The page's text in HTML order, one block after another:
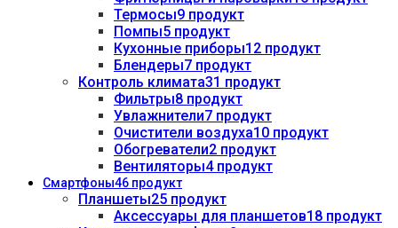
Термосы9 продукт
Помпы5 продукт
Кухонные приборы12 продукт
Блендеры7 продукт
Контроль климата31 продукт
Фильтры8 продукт
Увлажнители7 продукт
Очистители воздуха10 продукт
Обогреватели2 продукт
Вентиляторы4 продукт
Смартфоны46 продукт
Планшеты25 продукт
Аксессуары для планшетов18 продукт